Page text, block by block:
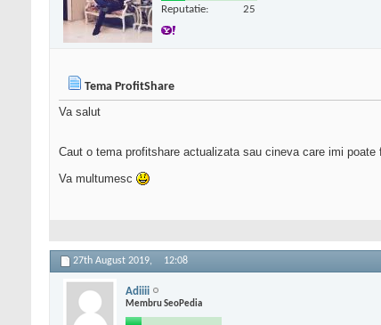
Reputatie: 25
Tema ProfitShare
Va salut
Caut o tema profitshare actualizata sau cineva care imi
Va multumesc
27th August 2019, 12:08
Adiiii
Membru SeoPedia